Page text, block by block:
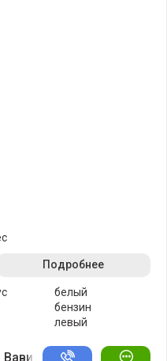
белый
бензин
левый
Подробнее